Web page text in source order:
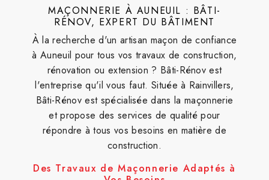
MAÇONNERIE À AUNEUIL : BÂTI-
RÉNOV, EXPERT DU BÂTIMENT
À la recherche d'un artisan maçon de confiance
à Auneuil pour tous vos travaux de construction,
rénovation ou extension ? Bâti-Rénov est
l'entreprise qu'il vous faut. Située à Rainvillers,
Bâti-Rénov est spécialisée dans la maçonnerie
et propose des services de qualité pour
répondre à tous vos besoins en matière de
construction.
Des Travaux de Maçonnerie Adaptés à